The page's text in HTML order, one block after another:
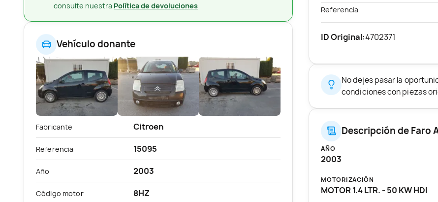
consulte nuestra Política de devoluciones
Vehículo donante
Fabricante Citroen
Referencia 15095
Año 2003
Código motor 8HZ
Referencia
ID Original:4702371
No dejes pasar la
condiciones con piezas
Descripción de Faro
AÑO
2003
MOTORIZACIÓN
MOTOR 1.4 LTR. - 50 KW HDI